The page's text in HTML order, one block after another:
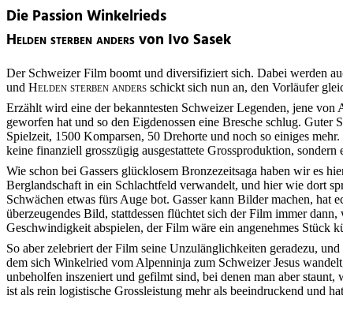
Die Passion Winkelrieds
Helden sterben andersvon Ivo Sasek
Der Schweizer Film boomt und diversifiziert sich. Dabei werden
und Helden sterben anders schickt sich nun an, den Vorläufer
Erzählt wird eine der bekanntesten Schweizer Legenden, jene
geworfen hat und so den Eigdenossen eine Bresche schlug.
Spielzeit, 1500 Komparsen, 50 Drehorte und noch so einiges
keine finanziell grosszügig ausgestattete Grossproduktion,
Wie schon bei Gassers glücklosem Bronzezeitsaga haben wir es
Berglandschaft in ein Schlachtfeld verwandelt, und hier wie dort
Schwächen etwas fürs Auge bot. Gasser kann Bilder machen, hat
überzeugendes Bild, stattdessen flüchtet sich der Film immer
Geschwindigkeit abspielen, der Film wäre ein angenehmes Stück
So aber zelebriert der Film seine Unzulänglichkeiten geradezu,
dem sich Winkelried vom Alpenninja zum Schweizer Jesus
unbeholfen inszeniert und gefilmt sind, bei denen man aber
ist als rein logistische Grossleistung mehr als beeindruckend und